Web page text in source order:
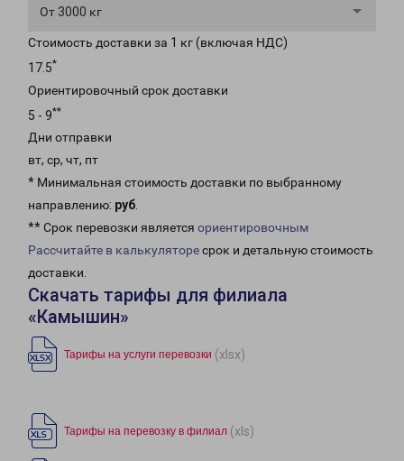
От 3000 кг
Стоимость доставки за 1 кг (включая НДС)
17.5*
Ориентировочный срок доставки
5 - 9**
Дни отправки
вт, ср, чт, пт
* Минимальная стоимость доставки по выбранному
направлению: руб.
** Срок перевозки является ориентировочным
Рассчитайте в калькуляторесрок и детальную стоимость
доставки.
Скачать тарифы для филиала
«Камышин»
Тарифы на услуги перевозки (xlsx)
Тарифы на перевозку в филиал (xls)